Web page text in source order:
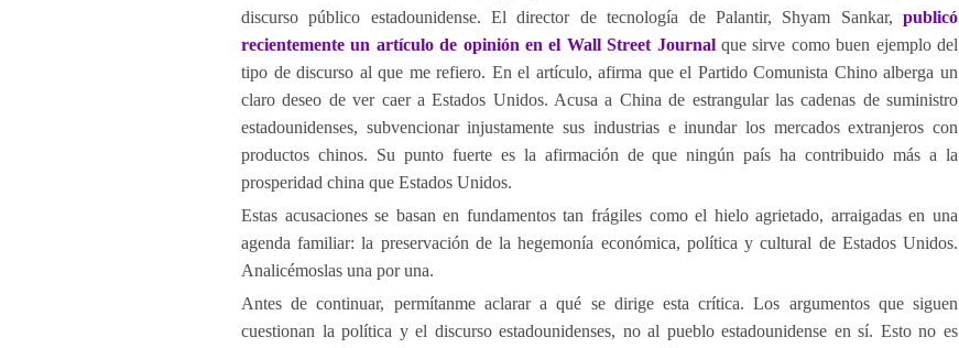
discurso público estadounidense. El director de tecnología de Palantir, Shyam Sankar, publicó
recientemente un artículo de opinión en el Wall Street Journal que sirve como buen ejemplo del
tipo de discurso al que me refiero. En el artículo, afirma que el Partido Comunista Chino alberga un
claro deseo de ver caer a Estados Unidos. Acusa a China de estrangular las cadenas de suministro
estadounidenses, subvencionar injustamente sus industrias e inundar los mercados extranjeros con
productos chinos. Su punto fuerte es la afirmación de que ningún país ha contribuido más a la
prosperidad china que Estados Unidos.
Estas acusaciones se basan en fundamentos tan frágiles como el hielo agrietado, arraigadas en una
agenda familiar: la preservación de la hegemonía económica, política y cultural de Estados Unidos.
Analicémoslas una por una.
Antes de continuar, permítanme aclarar a qué se dirige esta crítica. Los argumentos que siguen
cuestionan la política y el discurso estadounidenses, no al pueblo estadounidense en sí. Esto no es